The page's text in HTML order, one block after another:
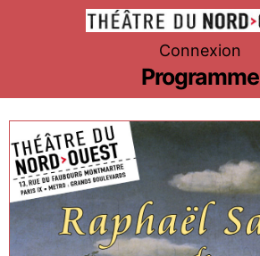
Théâtre
du
Nord-
Ouest
Connexion
Programme